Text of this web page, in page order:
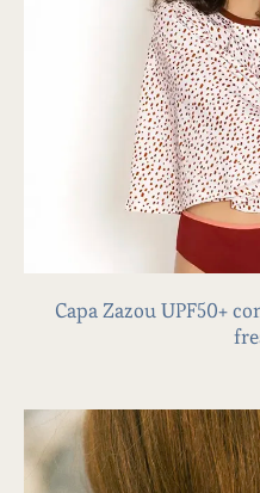
Capa Zazou UPF50+